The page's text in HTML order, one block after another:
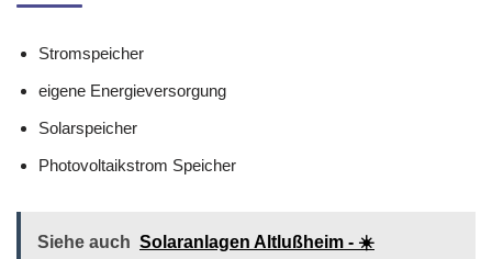
Stromspeicher
eigene Energieversorgung